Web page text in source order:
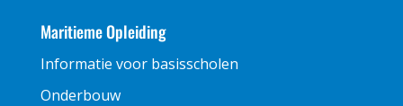
Maritieme Opleiding
Informatie voor basisscholen
Onderbouw